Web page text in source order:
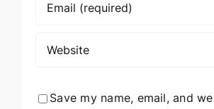
Save my name, email, and